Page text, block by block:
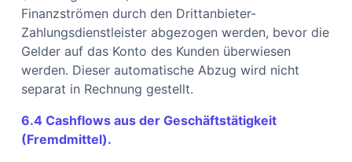
Finanzströmen durch den Drittanbieter-
Zahlungsdienstleister abgezogen werden, bevor die
Gelder auf das Konto des Kunden überwiesen
werden. Dieser automatische Abzug wird nicht
separat in Rechnung gestellt.
6.4 Cashflows aus der Geschäftstätigkeit
(Fremdmittel).